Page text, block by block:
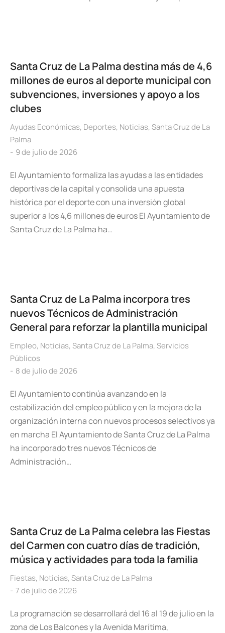
Santa Cruz de La Palma destina más de 4,6
millones de euros al deporte municipal con
subvenciones, inversiones y apoyo a los
clubes
Ayudas Económicas, Deportes, Noticias, Santa Cruz de La
Palma
9 de julio de 2026
El Ayuntamiento formaliza las ayudas a las entidades
deportivas de la capital y consolida una apuesta
histórica por el deporte con una inversión global
superior a los 4,6 millones de euros El Ayuntamiento de
Santa Cruz de La Palma ha…
Santa Cruz de La Palma incorpora tres
nuevos Técnicos de Administración
General para reforzar la plantilla municipal
Empleo, Noticias, Santa Cruz de La Palma, Servicios
Públicos
8 de julio de 2026
El Ayuntamiento continúa avanzando en la
estabilización del empleo público y en la mejora de la
organización interna con nuevos procesos selectivos ya
en marcha El Ayuntamiento de Santa Cruz de La Palma
ha incorporado tres nuevos Técnicos de
Administración…
Santa Cruz de La Palma celebra las Fiestas
del Carmen con cuatro días de tradición,
música y actividades para toda la familia
Fiestas, Noticias, Santa Cruz de La Palma
7 de julio de 2026
La programación se desarrollará del 16 al 19 de julio en la
zona de Los Balcones y la Avenida Marítima,